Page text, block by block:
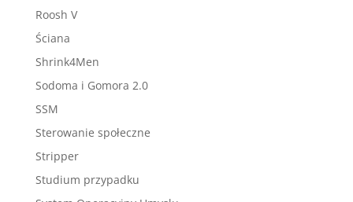
Roosh V
Ściana
Shrink4Men
Sodoma i Gomora 2.0
SSM
Sterowanie społeczne
Stripper
Studium przypadku